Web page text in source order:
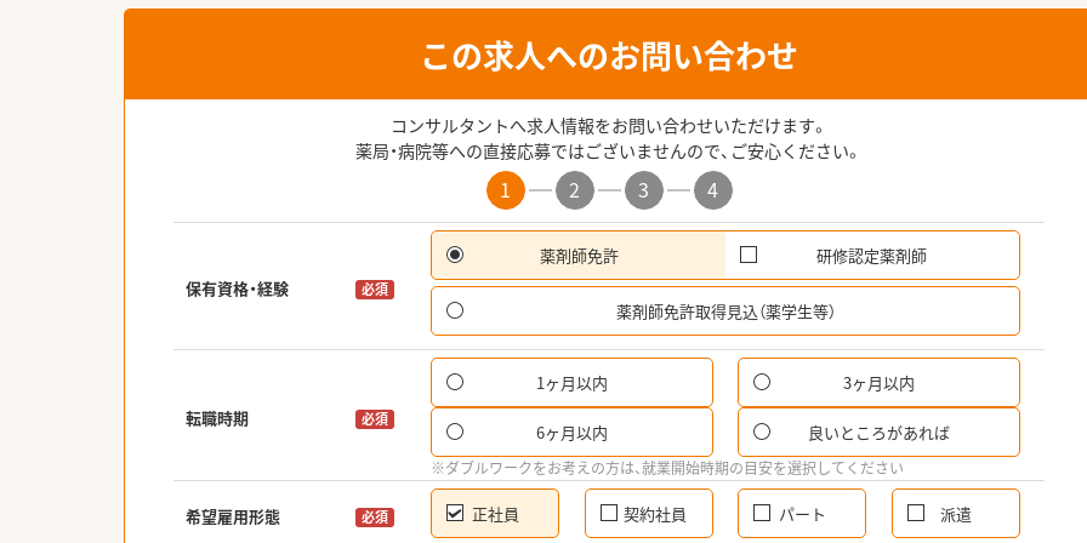
この求人へのお問い合わせ
コンサルタントへ求人情報をお問い合わせいただけます。
薬局・病院等への直接応募ではございませんので、ご安心ください。
1 2 3 4
保有資格・経験 必須
薬剤師免許 研修認定薬剤師
薬剤師免許取得見込（薬学生等）
転職時期 必須
1ヶ月以内 3ヶ月以内
6ヶ月以内 良いところがあれば
※ダブルワークをお考えの方は、就業開始時期の目安を選択してください
希望雇用形態 必須 正社員 契約社員 パート 派遣